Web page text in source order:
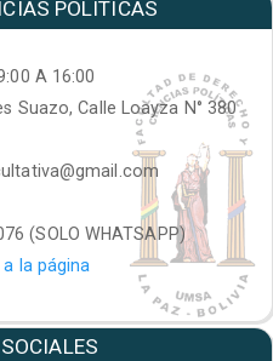
POLITICAS
A 16:00
Suazo, Calle Loayza N° 380
(SOLO WHATSAPP)
la página